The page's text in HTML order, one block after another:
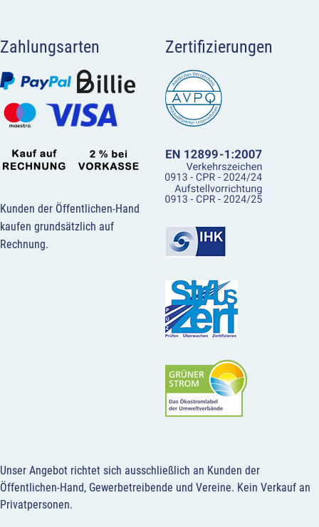
Zahlungsarten
Kunden der Öffentlichen-Hand
kaufen grundsätzlich auf
Rechnung.
Zertifizierungen
Unser Angebot richtet sich ausschließlich an Kunden der
Öffentlichen-Hand, Gewerbetreibende und Vereine. Kein Verkauf an
Privatpersonen.